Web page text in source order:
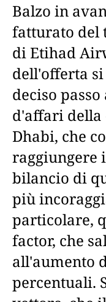
Balzo in
fatturato del
di Etihad
dell'offerta
deciso
d'affari della
Dhabi, che
raggiungere
bilancio di
più
particolare,
factor, che
all'aumento
percentuali.